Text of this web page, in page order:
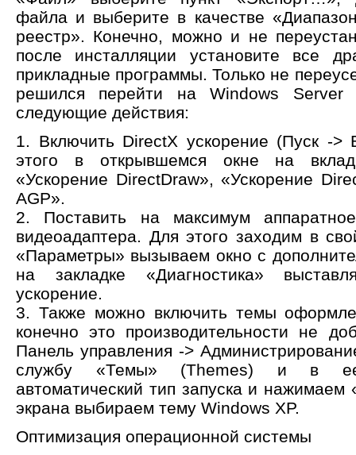
файла и выберите в качестве
реестр». Конечно, можно и не
после инсталляции установите все
прикладные программы. Только не
решился перейти на Windows Server
следующие действия:
1. Включить DirectX ускорение (Пуск -
этого в открывшемся окне на
«Ускорение DirectDraw», «Ускорение
AGP».
2. Поставить на максимум
видеоадаптера. Для этого заходим в
«Параметры» вызываем окно с
на закладке «Диагностика»
ускорение.
3. Также можно включить темы
конечно это производительности не
Панель управления ->
службу «Темы» (Themes) и в ее
автоматический тип запуска и нажимаем
экрана выбираем тему Windows XP.
Оптимизация операционной системы